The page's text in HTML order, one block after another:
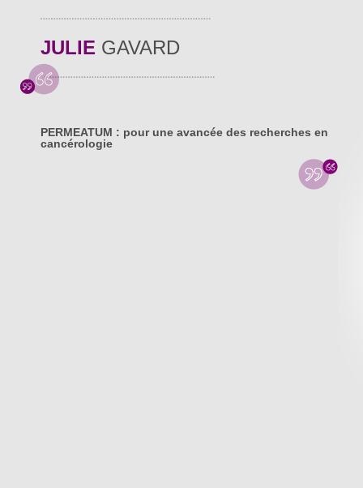
JULIE GAVARD
PERMEATUM : pour une avancée des recherches en
cancérologie